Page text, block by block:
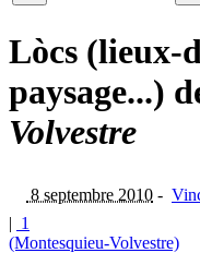
Lòcs (lieux-
paysage...)
Volvestre
8 septembre 2010 -
| 1
(Montesquieu-Volvestre)